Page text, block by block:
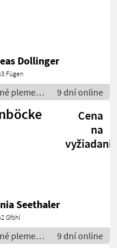
Dollinger
Fügen
plemená
9 dní online
Cena
na
Seethaler
Gföhl
plemená
9 dní online